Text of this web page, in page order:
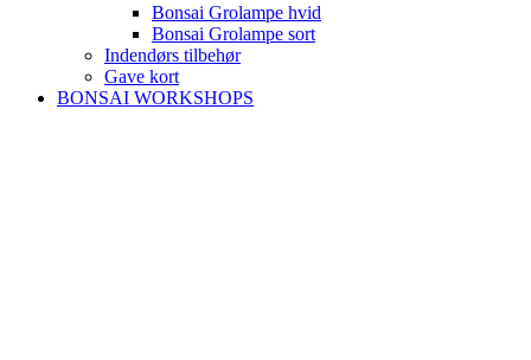
Bonsai Grolampe hvid
Bonsai Grolampe sort
Indendørs tilbehør
Gave kort
BONSAI WORKSHOPS